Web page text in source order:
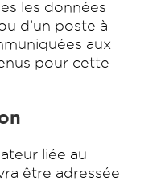
les données
d’un poste à
aux
pour cette
liée au
être adressée